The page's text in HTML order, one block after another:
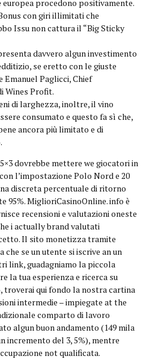
europea procedono positivamente.
con giri illimitati che
Issu non cattura il “Big Sticky
davvero algun investimento
se eretto con le giuste
Emanuel Paglicci, Chief
Wines Profit.
di larghezza, inoltre, il vino
consumato e questo fa sì che,
ancora più limitato e di
dovrebbe mettere we giocatori in
l’impostazione Polo Nord e 20
discreta percentuale di ritorno
95%. MiglioriCasinoOnline. info è
recensioni e valutazioni oneste
i actually brand valutati
Il sito monetizza tramite
se un utente si iscrive an un
link, guadagniamo la piccola
la tua esperienza e ricerca su
troverai qui fondo la nostra cartina
intermedie – impiegate at the
comparto di lavoro
algun buon andamento (149 mila
incremento del 3, 5%), mentre
not qualificata.